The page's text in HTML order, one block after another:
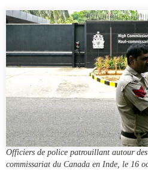
Asie du Nord
Commerce avec l’Asie
CPTPP Portal
Bourses
Auteurs
PROGRAMMES
Initiative indo-pacifique
Officiers de police patrouillant autour
commissariat du Canada en Inde, le 16